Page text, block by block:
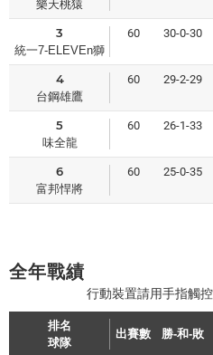
樂天桃猿
3
統一7-ELEVEn獅
60 30-0-30
4
台鋼雄鷹
60 29-2-29
5
味全龍
60 26-1-33
6
富邦悍將
60 25-0-35
全年戰績
排名
球隊
出賽數 勝-和-敗